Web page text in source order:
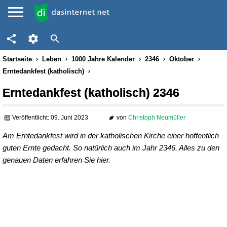
Startseite Leben 1000 Jahre Kalender 2346
Oktober
Erntedankfest (katholisch)
Erntedankfest (katholisch) 2346
Veröffentlicht: 09. Juni 2023 von Christoph Neumüller
Am Erntedankfest wird in der katholischen Kirche einer hoffentlich
guten Ernte gedacht. So natürlich auch im Jahr 2346. Alles zu den
genauen Daten erfahren Sie hier.